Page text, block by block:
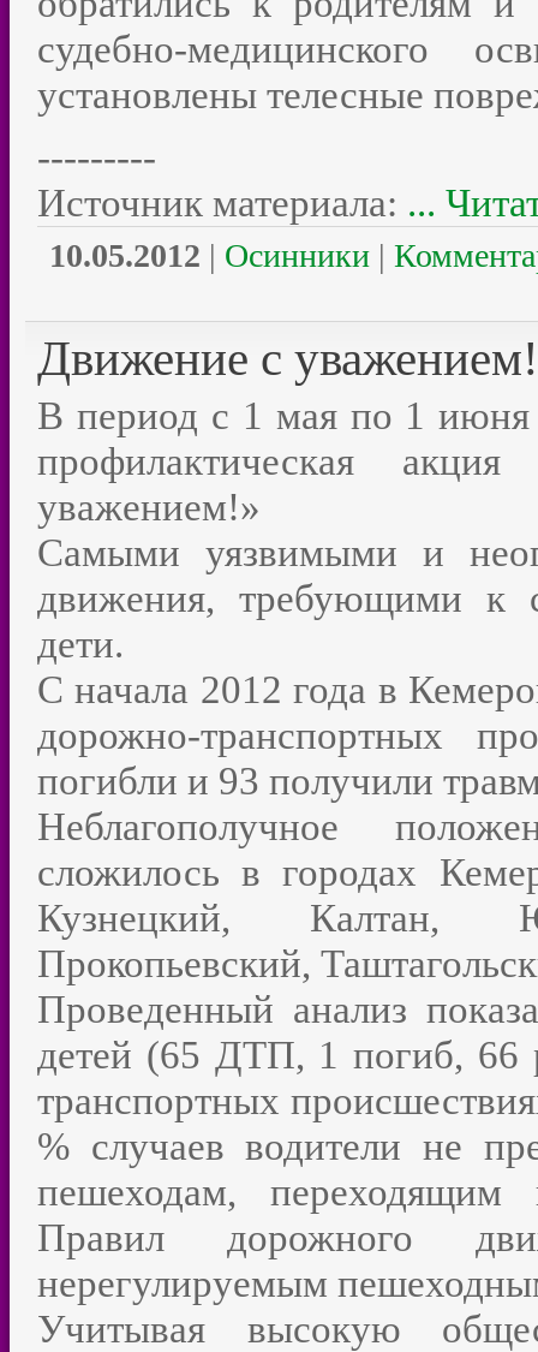
судебно-медицинского
установлены телесные
---------
Источник материала: ...
10.05.2012 | Осинники |
Движение с уважением!
В период с 1 мая по 1 июня
профилактическая
уважением!»
Самыми уязвимыми и
движения, требующими к
дети.
С начала 2012 года в
дорожно-транспортных
погибли и 93 получили
Неблагополучное
сложилось в городах
Кузнецкий, Калтан,
Прокопьевский,
Проведенный анализ
детей (65 ДТП, 1 погиб, 66
транспортных
% случаев водители не
пешеходам,
Правил дорожного
нерегулируемым
Учитывая высокую